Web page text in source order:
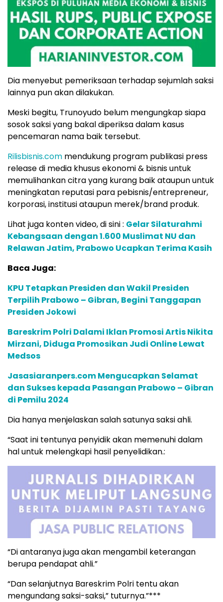
Dia menyebut pemeriksaan terhadap sejumlah saksi
lainnya pun akan dilakukan.
Meski begitu, Trunoyudo belum mengungkap siapa
sosok saksi yang bakal diperiksa dalam kasus
pencemaran nama baik tersebut.
Rilisbisnis.com mendukung program publikasi press
release di media khusus ekonomi & bisnis untuk
memulihankan citra yang kurang baik ataupun untuk
meningkatan reputasi para pebisnis/entrepreneur,
korporasi, institusi ataupun merek/brand produk.
Lihat juga konten video, di sini : Gelar Silaturahmi
Kebangsaan dengan 1.600 Muslimat NU dan
Relawan Jatim, Prabowo Ucapkan Terima Kasih
Baca Juga:
KPU Tetapkan Presiden dan Wakil Presiden
Terpilih Prabowo – Gibran, Begini Tanggapan
Presiden Jokowi
Bareskrim Polri Dalami Iklan Promosi Artis Nikita
Mirzani, Diduga Promosikan Judi Online Lewat
Medsos
Jasasiaranpers.com Mengucapkan Selamat
dan Sukses kepada Pasangan Prabowo – Gibran
di Pemilu 2024
Dia hanya menjelaskan salah satunya saksi ahli.
“Saat ini tentunya penyidik akan memenuhi dalam
hal untuk melengkapi hasil penyelidikan.:
“Di antaranya juga akan mengambil keterangan
berupa pendapat ahli.”
“Dan selanjutnya Bareskrim Polri tentu akan
mengundang saksi-saksi,” tuturnya.”***